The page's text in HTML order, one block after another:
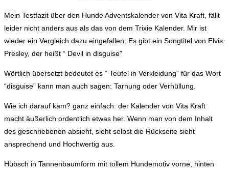
Mein Testfazit über den Hunde Adventskalender von Vita Kraft, fällt
leider nicht anders aus als das von dem Trixie Kalender. Mir ist
wieder ein Vergleich dazu eingefallen. Es gibt ein Songtitel von Elvis
Presley, der heißt “ Devil in disguise”
Wörtlich übersetzt bedeutet es “ Teufel in Verkleidung” für das Wort
“disguise” kann man auch sagen: Tarnung oder Verhüllung.
Wie ich darauf kam? ganz einfach: der Kalender von Vita Kraft
macht äußerlich ordentlich etwas her. Wenn man von dem Inhalt
des geschriebenen absieht, sieht selbst die Rückseite sieht
ansprechend und Hochwertig aus.
Hübsch in Tannenbaumform mit tollem Hundemotiv vorne, hinten